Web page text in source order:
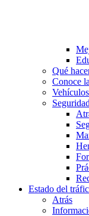
Qué
Conoce
Estado del
Atrás